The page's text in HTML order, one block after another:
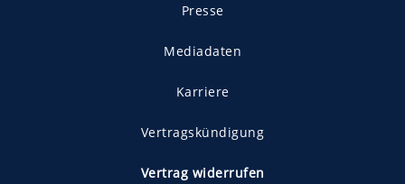
Presse
Mediadaten
Karriere
Vertragskündigung
Vertrag widerrufen